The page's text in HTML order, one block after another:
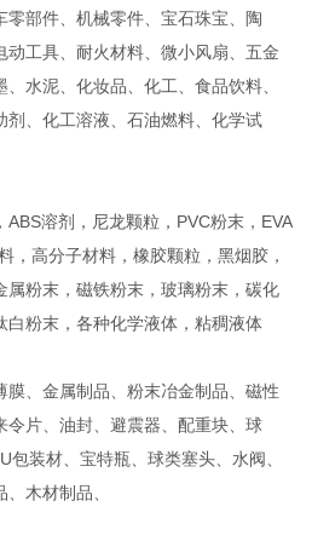
零部件、机械零件、宝石珠宝、陶
动工具、耐火材料、微小风扇、五金
水泥、化妆品、化工、食品饮料、
剂、化工溶液、石油燃料、化学试
溶剂，尼龙颗粒，PVC粉末，EVA
，高分子材料，橡胶颗粒，黑烟胶，
属粉末，磁铁粉末，玻璃粉末，碳化
白粉末，各种化学液体，粘稠液体
、金属制品、粉末冶金制品、磁性
令片、油封、避震器、配重块、球
包装材、宝特瓶、球类塞头、水阀、
木材制品、